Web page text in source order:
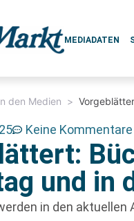
MEDIADATEN
den Medien >
Keine Kommentare
und in
in den